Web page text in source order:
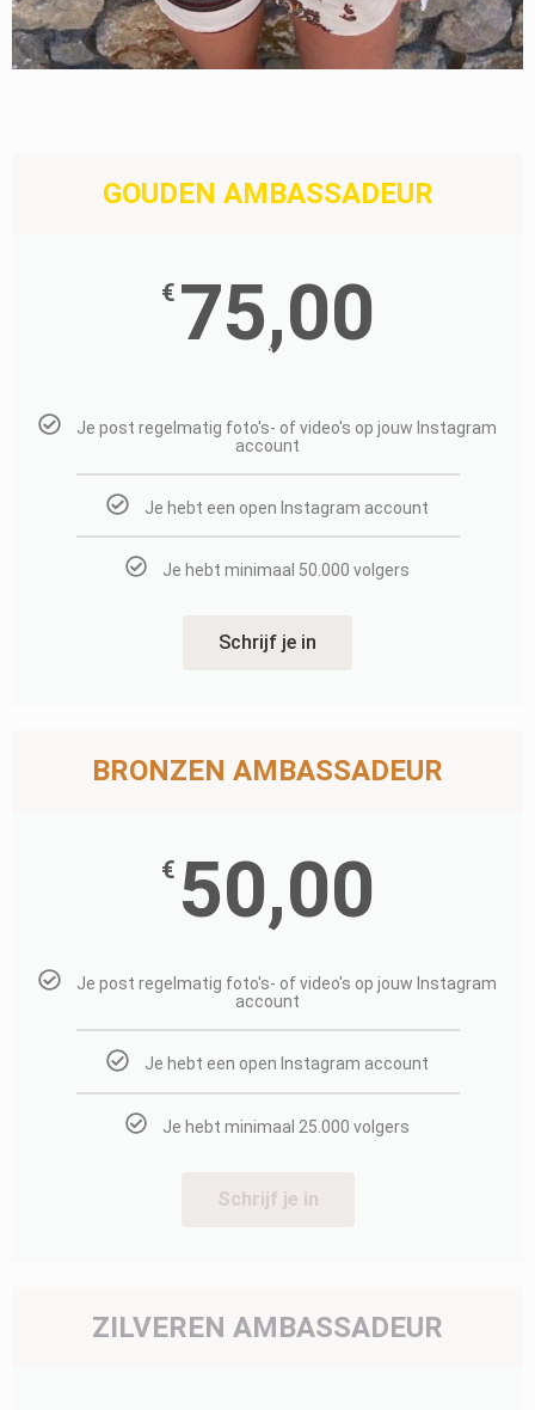
GOUDEN AMBASSADEUR
€ 75,00
8
Je post regelmatig foto's- of video's op jouw Instagram
account
Je hebt een open Instagram account
Je hebt minimaal 50.000 volgers
Schrijf je in
BRONZEN AMBASSADEUR
€ 50,00
Je post regelmatig foto's- of video's op jouw Instagram
account
Je hebt een open Instagram account
Je hebt minimaal 25.000 volgers
Schrijf je in
ZILVEREN AMBASSADEUR